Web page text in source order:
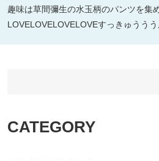
趣味は草間彌生の水玉柄のパンツを集
LOVELOVELOVELOVEすっきゅうう
CATEGORY